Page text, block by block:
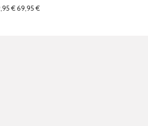
€ 69,95 €